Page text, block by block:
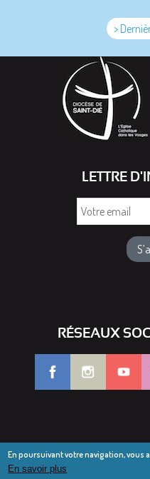
>
LETTRE
RÉSEAUX
En poursuivant votre navigation, vous
En savoir plus